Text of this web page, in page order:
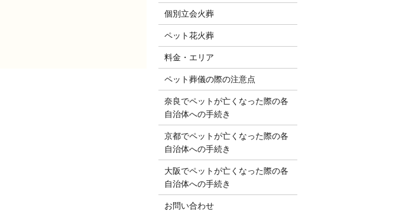
個別立会火葬
ペット花火葬
料金・エリア
ペット葬儀の際の注意点
奈良でペットが亡くなった際の各
自治体への手続き
京都でペットが亡くなった際の各
自治体への手続き
大阪でペットが亡くなった際の各
自治体への手続き
お問い合わせ